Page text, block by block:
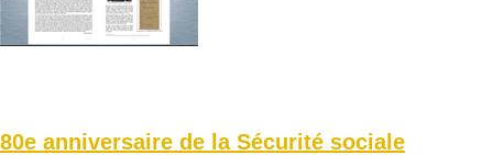
80e anniversaire de la Sécurité sociale